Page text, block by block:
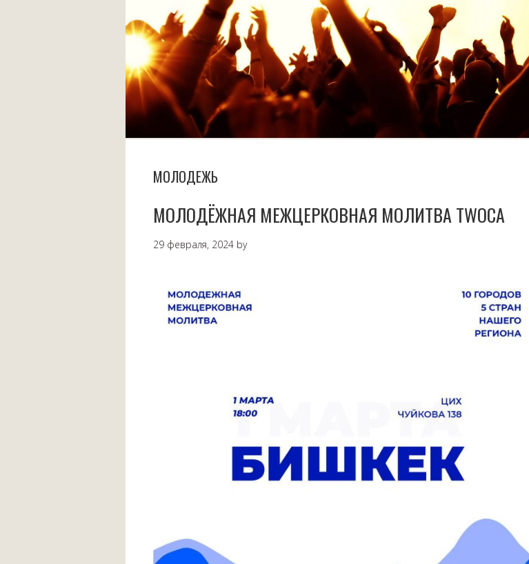
МОЛОДЕЖЬ
МОЛОДЁЖНАЯ МЕЖЦЕРКОВНАЯ МОЛИТВА TWOCA
29 февраля, 2024 by